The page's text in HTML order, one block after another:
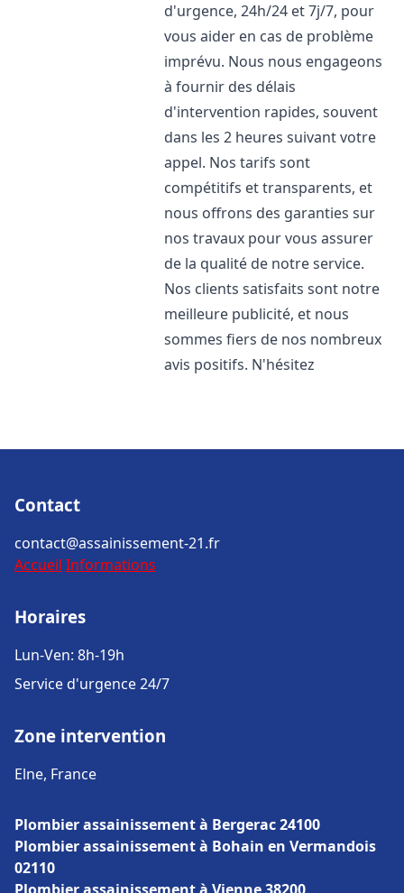
d'urgence, 24h/24 et 7j/7, pour
vous aider en cas de problème
imprévu. Nous nous engageons
à fournir des délais
d'intervention rapides, souvent
dans les 2 heures suivant votre
appel. Nos tarifs sont
compétitifs et transparents, et
nous offrons des garanties sur
nos travaux pour vous assurer
de la qualité de notre service.
Nos clients satisfaits sont notre
meilleure publicité, et nous
sommes fiers de nos nombreux
avis positifs. N'hésitez
Contact
contact@assainissement-21.fr
Accueil Informations
Horaires
Lun-Ven: 8h-19h
Service d'urgence 24/7
Zone intervention
Elne, France
Plombier assainissement à Bergerac 24100
Plombier assainissement à Bohain en Vermandois
02110